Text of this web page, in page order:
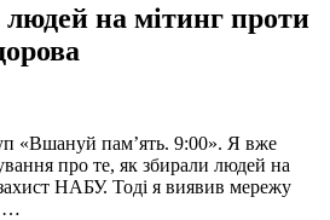
людей на мітинг проти
«Вшануй пам’ять. 9:00». Я вже
про те, як збирали людей на
НАБУ. Тоді я виявив мережу
…